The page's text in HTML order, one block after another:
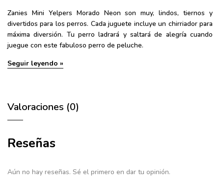
Zanies Mini Yelpers Morado Neon son muy, lindos, tiernos y
divertidos para los perros. Cada juguete incluye un chirriador para
máxima diversión. Tu perro ladrará y saltará de alegría cuando
juegue con este fabuloso perro de peluche.
Seguir leyendo »
Valoraciones (0)
Reseñas
Aún no hay reseñas. Sé el primero en dar tu opinión.